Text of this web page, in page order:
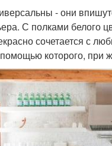
- они
С полками белого
сочетается с
которого, при